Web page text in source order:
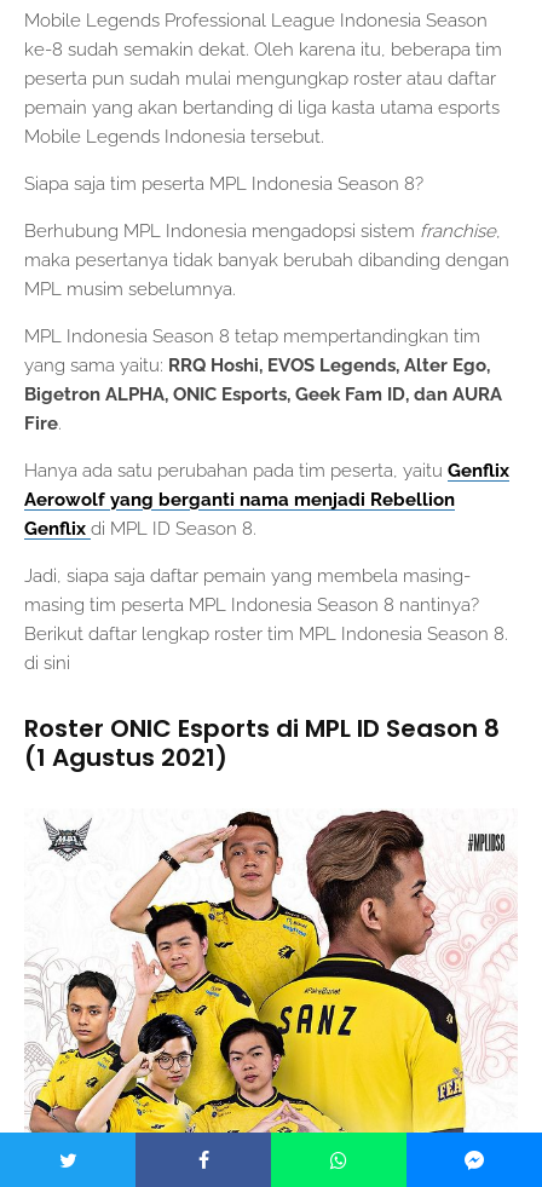
Mobile Legends Professional League Indonesia Season
ke-8 sudah semakin dekat. Oleh karena itu, beberapa tim
peserta pun sudah mulai mengungkap roster atau daftar
pemain yang akan bertanding di liga kasta utama esports
Mobile Legends Indonesia tersebut.
Siapa saja tim peserta MPL Indonesia Season 8?
Berhubung MPL Indonesia mengadopsi sistem franchise,
maka pesertanya tidak banyak berubah dibanding dengan
MPL musim sebelumnya.
MPL Indonesia Season 8 tetap mempertandingkan tim
yang sama yaitu: RRQ Hoshi, EVOS Legends, Alter Ego,
Bigetron ALPHA, ONIC Esports, Geek Fam ID, dan AURA
Fire.
Hanya ada satu perubahan pada tim peserta, yaitu Genflix
Aerowolf yang berganti nama menjadi Rebellion
Genflix di MPL ID Season 8.
Jadi, siapa saja daftar pemain yang membela masing-
masing tim peserta MPL Indonesia Season 8 nantinya?
Berikut daftar lengkap roster tim MPL Indonesia Season 8.
di sini
Roster ONIC Esports di MPL ID Season 8
(1 Agustus 2021)